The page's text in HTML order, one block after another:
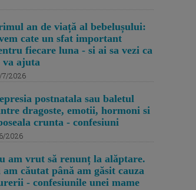
an de viață al bebelușului:
cate un sfat important
fiecare luna - si ai sa vezi ca
va ajuta
7/2026
postnatala sau baletul
dragoste, emotii, hormoni si
crunta - confesiuni
2026
am vrut să renunț la alăptare.
am căutat până am găsit cauza
- confesiunile unei mame